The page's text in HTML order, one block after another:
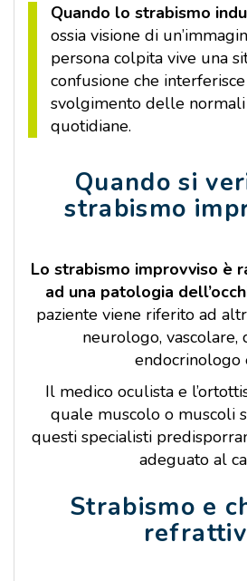
Quando lo strabismo
ossia visione di
persona colpita vive una
confusione che
svolgimento delle
quotidiane.
Quando si
strabismo
Lo strabismo improvviso è
ad una patologia
paziente viene riferito ad
neurologo, vascolare,
endocrinologo
Il medico oculista e
quale muscolo o muscoli
questi specialisti
adeguato al
Strabismo e